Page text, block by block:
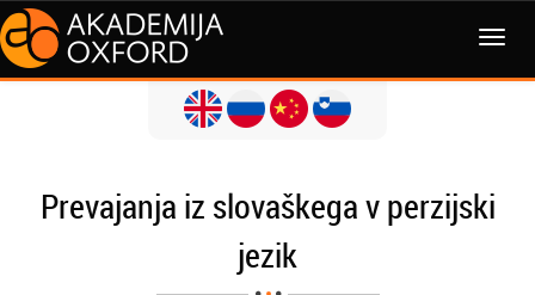
MENI
Prevajanja iz slovaškega v perzijski
jezik